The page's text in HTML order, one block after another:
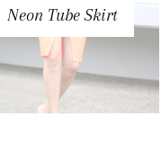
Neon Tube Skirt